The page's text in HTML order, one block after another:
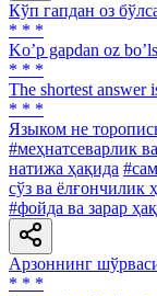
Кўп гапдан оз
* * *
Koʼp gapdan oz
* * *
The shortest answer
* * *
Языком не
#меҳнатсеварлик
натижа ҳақида
сўз ва ёлғончилик
#фойда ва зарар
Арзоннинг
* * *